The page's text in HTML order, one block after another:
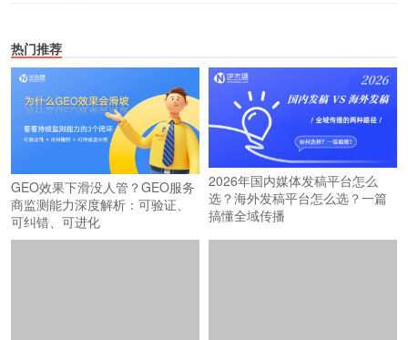
热门推荐
GEO效果下滑没人管？GEO服务
商监测能力深度解析：可验证、
可纠错、可进化
2026年国内媒体发稿平台怎么
选？海外发稿平台怎么选？一篇
搞懂全域传播